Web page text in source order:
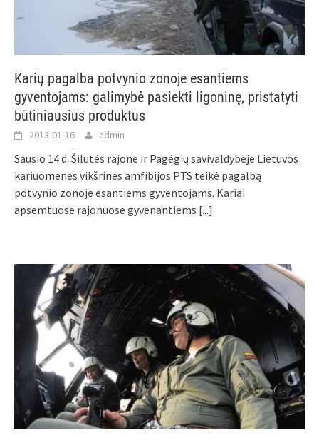
Karių pagalba potvynio zonoje esantiems
gyventojams: galimybė pasiekti ligoninę, pristatyti
būtiniausius produktus
2013-01-16 admin
Sausio 14 d. Šilutės rajone ir Pagėgių savivaldybėje Lietuvos
kariuomenės vikšrinės amfibijos PTS teikė pagalbą
potvynio zonoje esantiems gyventojams. Kariai
apsemtuose rajonuose gyvenantiems [...]